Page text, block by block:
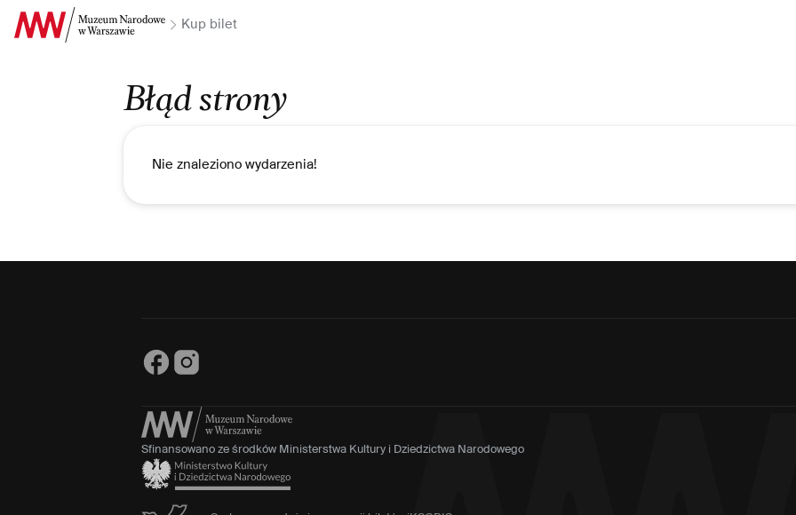
Przejdź do Treści
Kup bilet
Błąd strony
Nie znaleziono wydarzenia!
Sfinansowano ze środków Ministerstwa Kultury i Dziedzictwa Narodowego